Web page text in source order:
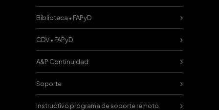
Biblioteca • FAPyD
CDV • FAPyD
A&P Continuidad
Soporte
Instructivo programa de soporte remoto